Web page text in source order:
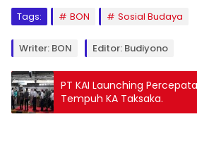
Tags: BON Sosial Budaya
Writer: BON Editor: Budiyono
PT KAI Launching
Tempuh KA Taksaka.